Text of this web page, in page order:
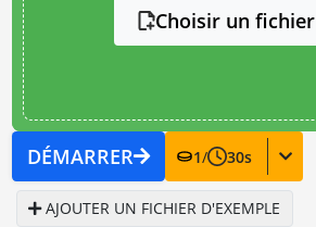
Choisir un fichier
DÉMARRER 1/ 30s
AJOUTER UN FICHIER D'EXEMPLE